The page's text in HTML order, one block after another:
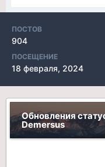
ПОСТОВ
904
ПОСЕЩЕНИЕ
18 февраля, 2024
Обновления
Demersus